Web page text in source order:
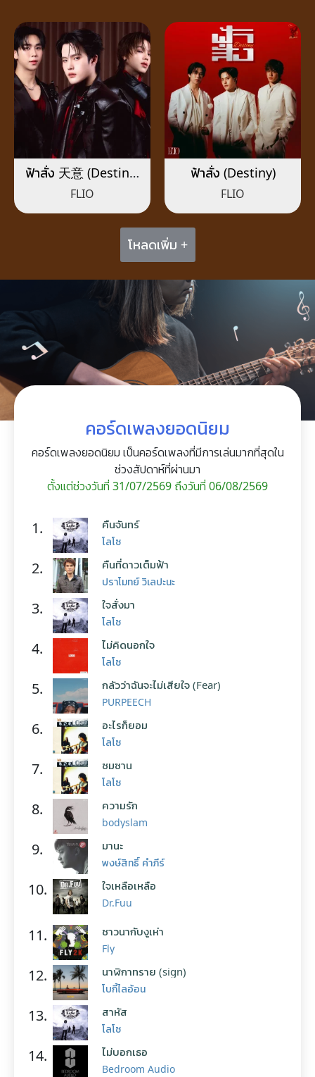
ฟ้าสั่ง 天意 (Destiny)
[Chinese Version]
FLIO
ฟ้าสั่ง (Destiny)
FLIO
โหลดเพิ่ม +
คอร์ดเพลงยอดนิยม
คอร์ดเพลงยอดนิยม เป็นคอร์ดเพลงที่มีการเล่นมากที่สุดใน
ช่วงสัปดาห์ที่ผ่านมา
ตั้งแต่ช่วงวันที่ 31/07/2569 ถึงวันที่ 06/08/2569
1. คืนจันทร์
โลโซ
2. คืนที่ดาวเต็มฟ้า
ปราโมทย์ วิเลปะนะ
3. ใจสั่งมา
โลโซ
4. ไม่คิดนอกใจ
โลโซ
5. กลัวว่าฉันจะไม่เสียใจ (Fear)
PURPEECH
6. อะไรก็ยอม
โลโซ
7. ซมซาน
โลโซ
8. ความรัก
bodyslam
9. มานะ
พงษ์สิทธิ์ คำภีร์
10. ใจเหลือเหลือ
Dr.Fuu
11. ชาวนากับงูเห่า
Fly
12. นาฬิกาทราย (sign)
โบกี้ไลอ้อน
13. สาหัส
โลโซ
14. ไม่บอกเธอ
Bedroom Audio